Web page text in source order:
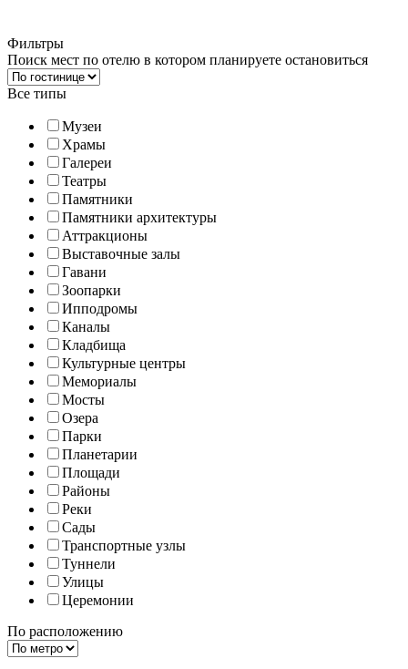
Фильтры
Поиск мест по отелю в котором планируете остановиться
Все типы
Музеи
Храмы
Галереи
Театры
Памятники
Памятники архитектуры
Аттракционы
Выставочные залы
Гавани
Зоопарки
Ипподромы
Каналы
Кладбища
Культурные центры
Мемориалы
Мосты
Озера
Парки
Планетарии
Площади
Районы
Реки
Сады
Транспортные узлы
Туннели
Улицы
Церемонии
По расположению